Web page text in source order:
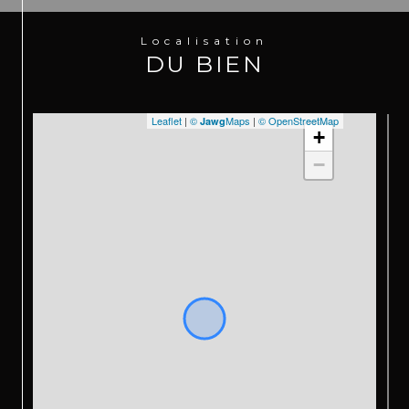
Localisation
DU BIEN
+
−
Leaflet | © JawgMaps | © OpenStreetMap